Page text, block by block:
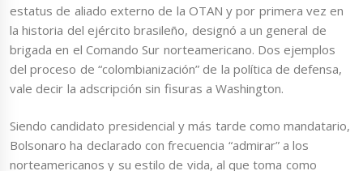
estatus de aliado externo de la OTAN y por primera vez en
la historia del ejército brasileño, designó a un general de
brigada en el Comando Sur norteamericano. Dos ejemplos
del proceso de “colombianización” de la política de defensa,
vale decir la adscripción sin fisuras a Washington.
Siendo candidato presidencial y más tarde como mandatario,
Bolsonaro ha declarado con frecuencia “admirar” a los
norteamericanos y su estilo de vida, al que toma como